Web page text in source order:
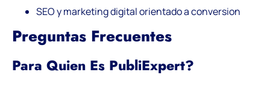
SEO y marketing digital orientado a conversion
Preguntas Frecuentes
Para Quien Es PubliExpert?